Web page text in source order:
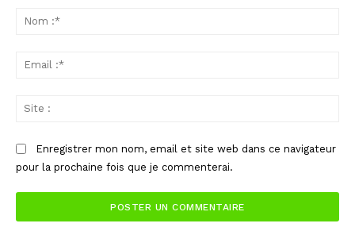
Enregistrer mon nom, email et site web dans ce navigateur
pour la prochaine fois que je commenterai.